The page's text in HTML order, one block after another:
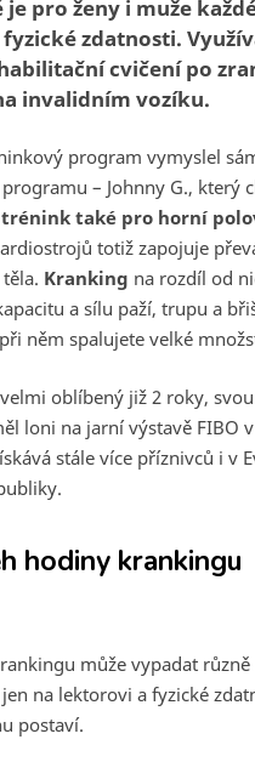
je pro ženy i muže
zdatnosti.
cvičení po
invalidním vozíku.
program vymyslel
– Johnny G., který
také pro horní
totiž zapojuje
Kranking na rozdíl od
a sílu paží, trupu a
něm spalujete velké
velmi oblíbený již 2 roky,
loni na jarní výstavě FIBO
stále více příznivců i v
hodiny krankingu
může vypadat různě
na lektorovi a fyzické
postaví.